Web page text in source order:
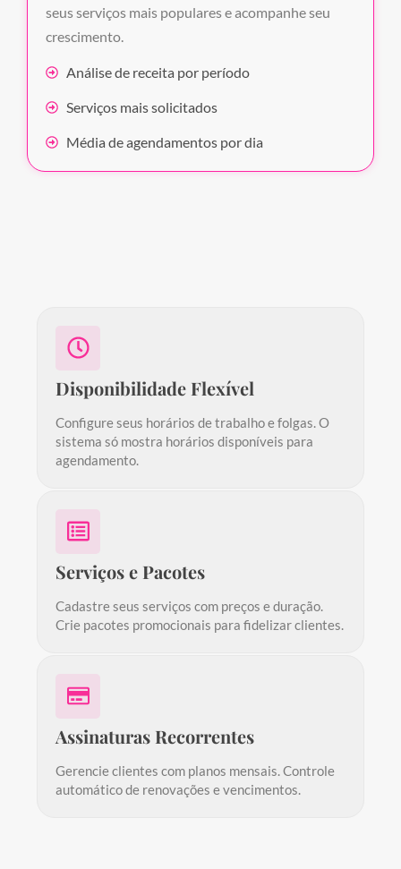
seus serviços mais populares e acompanhe seu
crescimento.
Análise de receita por período
Serviços mais solicitados
Média de agendamentos por dia
Disponibilidade Flexível
Configure seus horários de trabalho e folgas. O
sistema só mostra horários disponíveis para
agendamento.
Serviços e Pacotes
Cadastre seus serviços com preços e duração.
Crie pacotes promocionais para fidelizar clientes.
Assinaturas Recorrentes
Gerencie clientes com planos mensais. Controle
automático de renovações e vencimentos.